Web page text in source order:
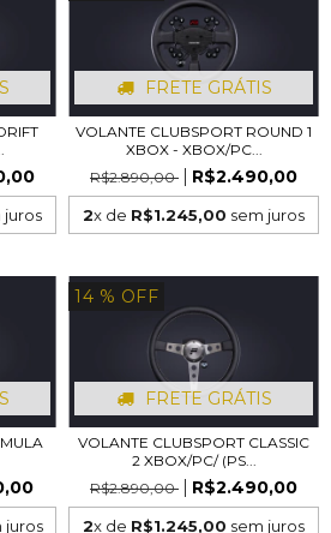
juros
FRETE GRÁTIS
VOLANTE CLUBSPORT ROUND 1
XBOX - XBOX/PC...
R$2.890,00
R$2.490,00
2x de R$1.245,00 sem juros
juros
14 % OFF
FRETE GRÁTIS
VOLANTE CLUBSPORT CLASSIC
2 XBOX/PC/ (PS...
R$2.890,00
R$2.490,00
2x de R$1.245,00 sem juros